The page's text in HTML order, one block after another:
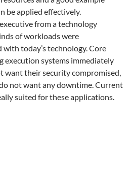
be applied effectively.
from a technology
of workloads were
today’s technology. Core
execution systems immediately
want their security compromised,
not want any downtime. Current
suited for these applications.